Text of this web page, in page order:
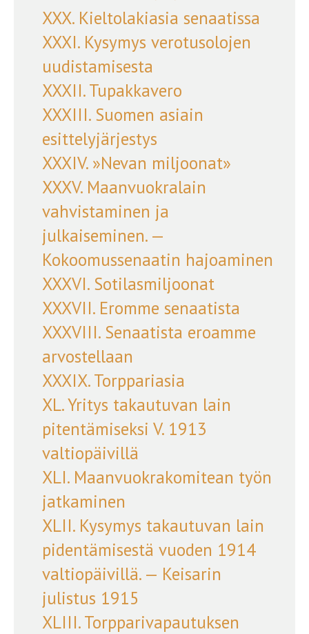
XXX. Kieltolakiasia senaatissa
XXXI. Kysymys verotusolojen
uudistamisesta
XXXII. Tupakkavero
XXXIII. Suomen asiain
esittelyjärjestys
XXXIV. »Nevan miljoonat»
XXXV. Maanvuokralain
vahvistaminen ja
julkaiseminen. —
Kokoomussenaatin hajoaminen
XXXVI. Sotilasmiljoonat
XXXVII. Eromme senaatista
XXXVIII. Senaatista eroamme
arvostellaan
XXXIX. Torppariasia
XL. Yritys takautuvan lain
pitentämiseksi V. 1913
valtiopäivillä
XLI. Maanvuokrakomitean työn
jatkaminen
XLII. Kysymys takautuvan lain
pidentämisestä vuoden 1914
valtiopäivillä. — Keisarin
julistus 1915
XLIII. Torpparivapautuksen